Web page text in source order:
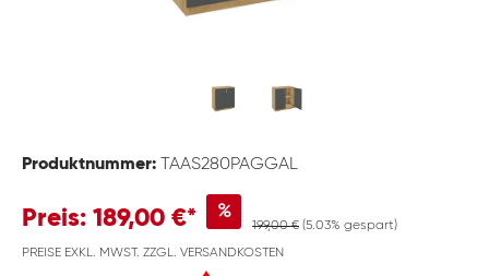
Produktnummer: TAAS280PAGGAL
Preis: 189,00 €* %
199,00 € (5.03% gespart)
PREISE EXKL. MWST. ZZGL. VERSANDKOSTEN